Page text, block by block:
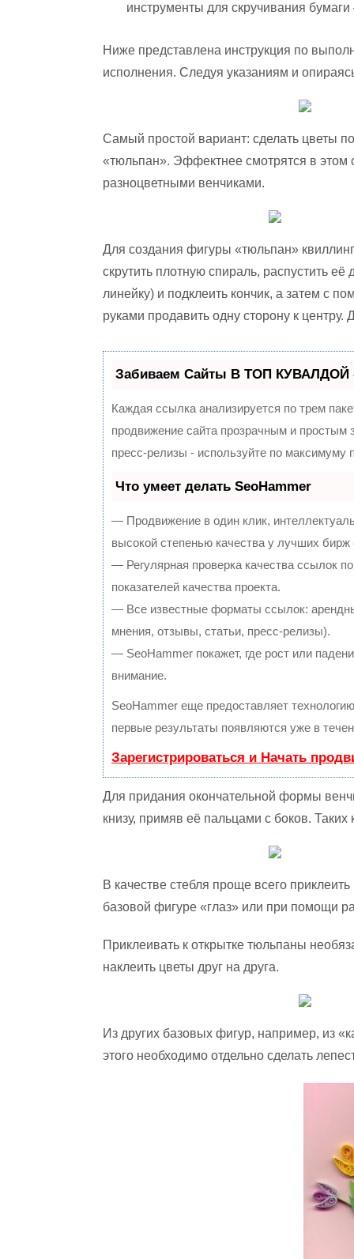
инструменты для скручивания
Ниже представлена инструкция по
исполнения. Следуя указаниям и
Самый простой вариант: сделать цветы
«тюльпан». Эффектнее смотрятся в
разноцветными венчиками.
Для создания фигуры «тюльпан»
скрутить плотную спираль, распустить
линейку) и подклеить кончик, а затем с
руками продавить одну сторону к
Забиваем Сайты В ТОП КУВАЛДОЙ -
Каждая ссылка анализируется по трем
продвижение сайта прозрачным и
пресс-релизы - используйте по
Что умеет делать SeoHammer
— Продвижение в один клик,
высокой степенью качества у лучших бирж
— Регулярная проверка качества ссылок
показателей качества проекта.
— Все известные форматы ссылок:
мнения, отзывы, статьи, пресс-релизы).
— SeoHammer покажет, где рост или
внимание.
SeoHammer еще предоставляет
первые результаты появляются уже в
Зарегистрироваться и Начать
Для придания окончательной формы
книзу, примяв её пальцами с боков. Таких
В качестве стебля проще всего
базовой фигуре «глаз» или при помощи
Приклеивать к открытке тюльпаны
наклеить цветы друг на друга.
Из других базовых фигур, например, из
этого необходимо отдельно сделать